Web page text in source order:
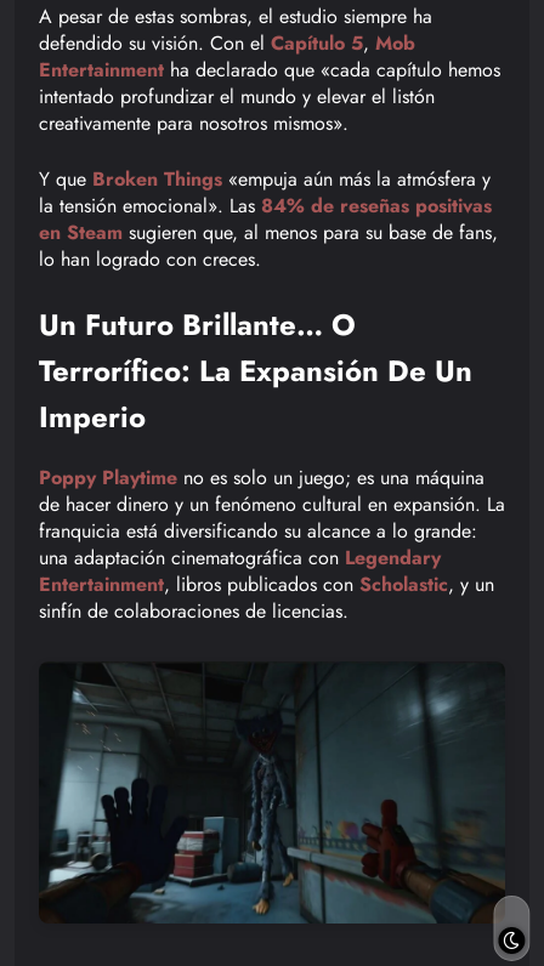
A pesar de estas sombras, el estudio siempre ha
defendido su visión. Con el Capítulo 5, Mob
Entertainment ha declarado que «cada capítulo hemos
intentado profundizar el mundo y elevar el listón
creativamente para nosotros mismos».
Y que Broken Things «empuja aún más la atmósfera y
la tensión emocional». Las 84% de reseñas positivas
en Steam sugieren que, al menos para su base de fans,
lo han logrado con creces.
Un Futuro Brillante… O
Terrorífico: La Expansión De Un
Imperio
Poppy Playtime no es solo un juego; es una máquina
de hacer dinero y un fenómeno cultural en expansión. La
franquicia está diversificando su alcance a lo grande:
una adaptación cinematográfica con Legendary
Entertainment, libros publicados con Scholastic, y un
sinfín de colaboraciones de licencias.